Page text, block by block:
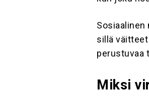
sillä
perustuvaa
Miksi